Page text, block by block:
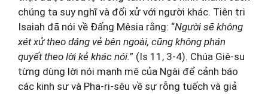
chúng ta suy nghĩ và đối xử với người khác. Tiên tri
Isaiah đã nói về Đấng Mêsia rằng: “Người sẽ không
xét xử theo dáng vẻ bên ngoài, cũng không phán
quyết theo lời kẻ khác nói.” (Is 11, 3-4). Chúa Giê-su
từng dùng lời nói mạnh mẽ của Ngài để cảnh báo
các kinh sư và Pha-ri-sêu về sự rỗng tuếch và giả